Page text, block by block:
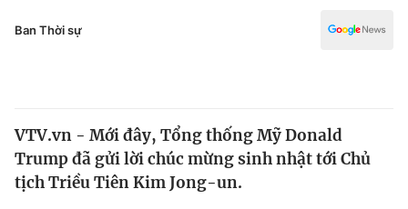
Thế giới
Đời sống
Ban Thời sự
VTV.vn - Mới đây, Tổng thống Mỹ Donald
Trump đã gửi lời chúc mừng sinh nhật tới Chủ
tịch Triều Tiên Kim Jong-un.